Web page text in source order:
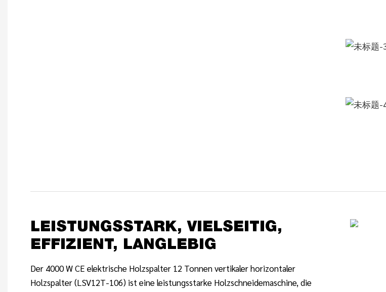
LEISTUNGSSTARK, VIELSEITIG,
EFFIZIENT, LANGLEBIG
Der 4000 W CE elektrische Holzspalter 12 Tonnen vertikaler horizontaler
Holzspalter (LSV12T-106) ist eine leistungsstarke Holzschneidemaschine, die